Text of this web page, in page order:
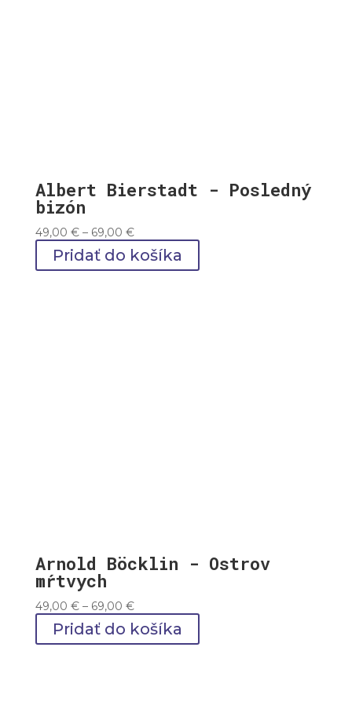
Albert Bierstadt - Posledný
bizón
49,00 € – 69,00 €Price
range:
49,00 €
Pridať do košíka
Arnold Böcklin - Ostrov
mŕtvych
49,00 € – 69,00 €Price
range:
49,00 €
Pridať do košíka